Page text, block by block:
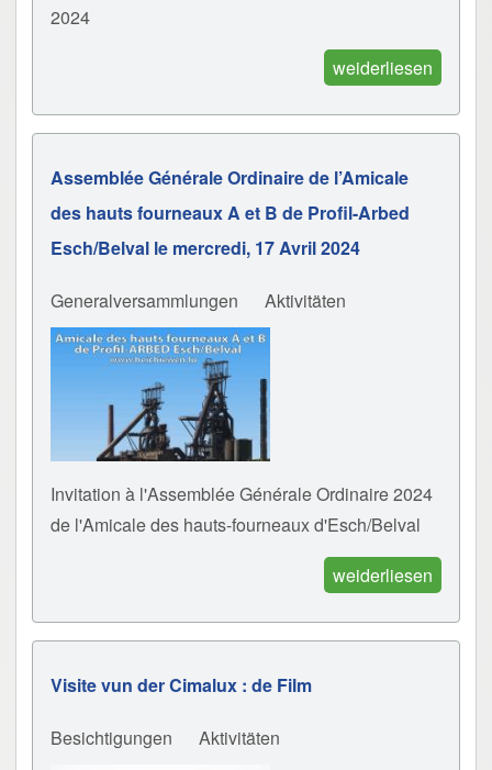
2024
weiderliesen
Assemblée Générale Ordinaire de l’Amicale
des hauts fourneaux A et B de Profil-Arbed
Esch/Belval le mercredi, 17 Avril 2024
Generalversammlungen Aktivitäten
Invitation à l'Assemblée Générale Ordinaire 2024
de l'Amicale des hauts-fourneaux d'Esch/Belval
weiderliesen
Visite vun der Cimalux : de Film
Besichtigungen Aktivitäten